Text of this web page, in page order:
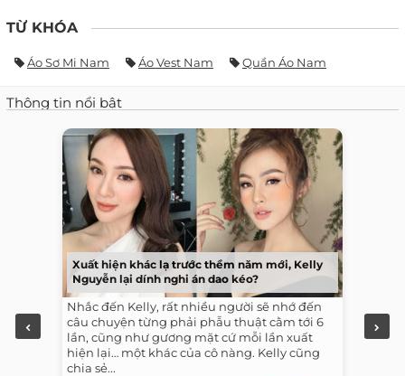
TỪ KHÓA
Áo Sơ Mi Nam Áo Vest Nam Quần Áo Nam
Thông tin nổi bật
Xuất hiện khác lạ trước thềm năm mới, Kelly
Nguyễn lại dính nghi án dao kéo?
Nhắc đến Kelly, rất nhiều người sẽ nhớ đến
câu chuyện từng phải phẫu thuật cằm tới 6
lần, cũng như gương mặt cứ mỗi lần xuất
hiện lại… một khác của cô nàng. Kelly cũng
chia sẻ...